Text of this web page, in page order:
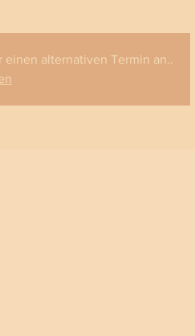
alternativen Termin an..